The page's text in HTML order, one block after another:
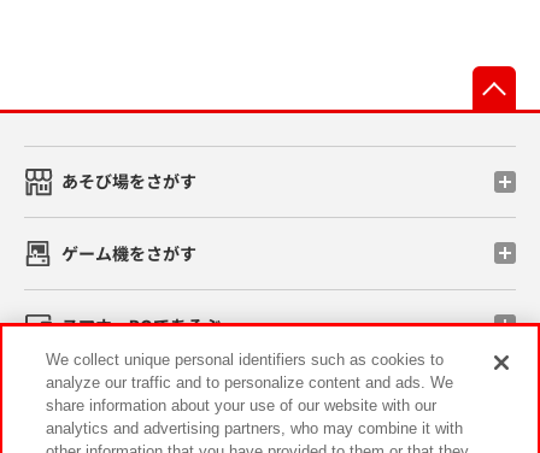
あそび場をさがす
ゲーム機をさがす
スマホ・PCであそぶ
イベント・キャンペーン
We collect unique personal identifiers such as cookies to
analyze our traffic and to personalize content and ads. We
share information about your use of our website with our
analytics and advertising partners, who may combine it with